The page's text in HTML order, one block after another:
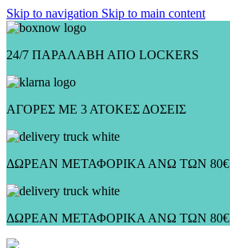
Skip to navigation Skip to main content
24/7 ΠΑΡΑΛΑΒΗ ΑΠΟ LOCKERS
ΑΓΟΡΕΣ ΜΕ 3 ΑΤΟΚΕΣ ΔΟΣΕΙΣ
ΔΩΡΕΑΝ ΜΕΤΑΦΟΡΙΚΑ ΑΝΩ ΤΩΝ 80€
ΔΩΡΕΑΝ ΜΕΤΑΦΟΡΙΚΑ ΑΝΩ ΤΩΝ 80€